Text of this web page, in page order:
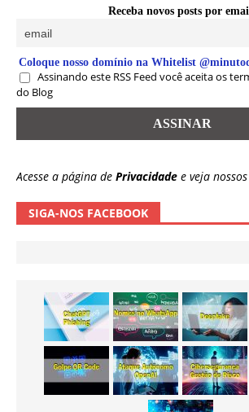
Receba novos posts por
Coloque nosso domínio na Whitelist
Assinando este RSS Feed você aceita os
do Blog
Acesse a página de Privacidade e veja
SIGA-NOS FACEBOOK